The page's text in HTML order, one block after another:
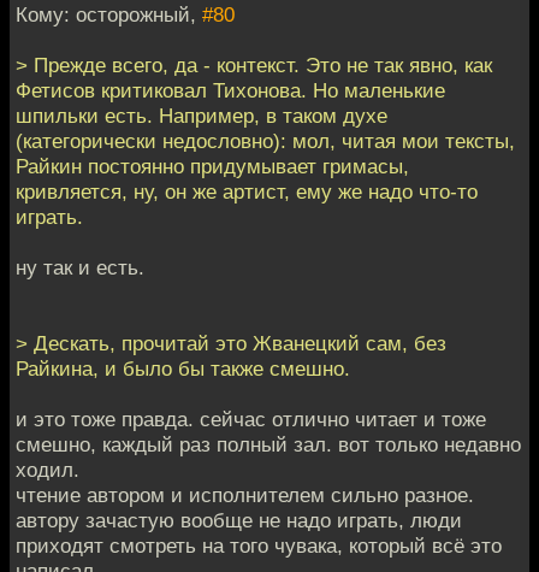
Кому: осторожный, #80
> Прежде всего, да - контекст. Это не так явно, как
Фетисов критиковал Тихонова. Но маленькие
шпильки есть. Например, в таком духе
(категорически недословно): мол, читая мои тексты,
Райкин постоянно придумывает гримасы,
кривляется, ну, он же артист, ему же надо что-то
играть.
ну так и есть.
> Дескать, прочитай это Жванецкий сам, без
Райкина, и было бы также смешно.
и это тоже правда. сейчас отлично читает и тоже
смешно, каждый раз полный зал. вот только недавно
ходил.
чтение автором и исполнителем сильно разное.
автору зачастую вообще не надо играть, люди
приходят смотреть на того чувака, который всё это